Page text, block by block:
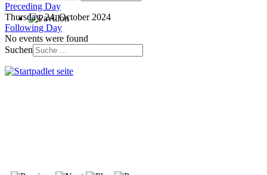
Preceding Day
Thursday, 24. October 2024
Following Day
No events were found
Suchen